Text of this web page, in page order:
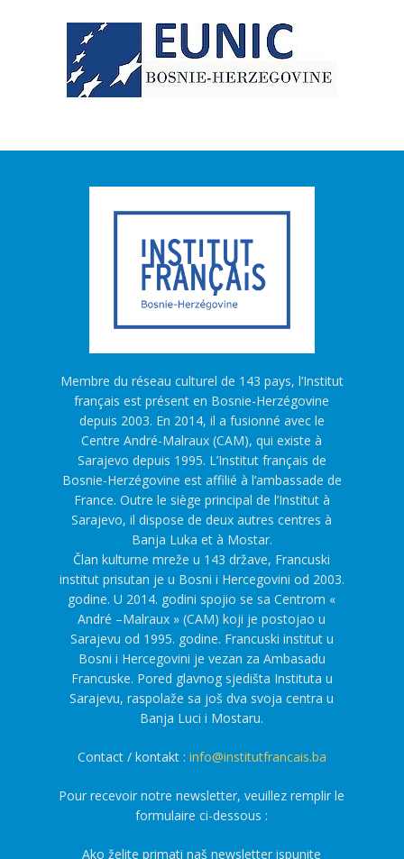
Membre du réseau culturel de 143 pays, l’Institut
français est présent en Bosnie-Herzégovine
depuis 2003. En 2014, il a fusionné avec le
Centre André-Malraux (CAM), qui existe à
Sarajevo depuis 1995. L’Institut français de
Bosnie-Herzégovine est affilié à l’ambassade de
France. Outre le siège principal de l’Institut à
Sarajevo, il dispose de deux autres centres à
Banja Luka et à Mostar.
Član kulturne mreže u 143 države, Francuski
institut prisutan je u Bosni i Hercegovini od 2003.
godine. U 2014. godini spojio se sa Centrom «
André –Malraux » (CAM) koji je postojao u
Sarajevu od 1995. godine. Francuski institut u
Bosni i Hercegovini je vezan za Ambasadu
Francuske. Pored glavnog sjedišta Instituta u
Sarajevu, raspolaže sa još dva svoja centra u
Banja Luci i Mostaru.
Contact / kontakt : info@institutfrancais.ba
Pour recevoir notre newsletter, veuillez remplir le
formulaire ci-dessous :
Ako želite primati naš newsletter ispunite